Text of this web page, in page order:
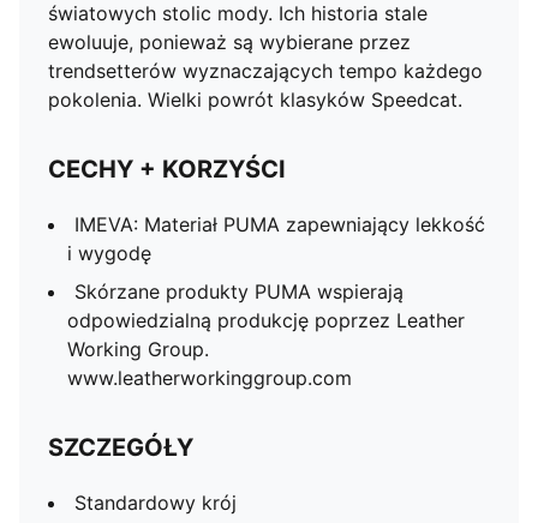
światowych stolic mody. Ich historia stale
ewoluuje, ponieważ są wybierane przez
trendsetterów wyznaczających tempo każdego
pokolenia. Wielki powrót klasyków Speedcat.
CECHY + KORZYŚCI
IMEVA: Materiał PUMA zapewniający lekkość
i wygodę
Skórzane produkty PUMA wspierają
odpowiedzialną produkcję poprzez Leather
Working Group.
www.leatherworkinggroup.com
SZCZEGÓŁY
Standardowy krój